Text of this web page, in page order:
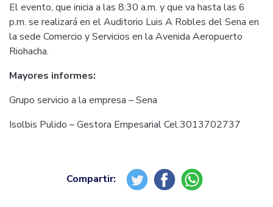
El evento, que inicia a las 8:30 a.m. y que va hasta las 6
p.m. se realizará en el Auditorio Luis A Robles del Sena en
la sede Comercio y Servicios en la Avenida Aeropuerto
Riohacha.
Mayores informes:
Grupo servicio a la empresa – Sena
Isolbis Pulido – Gestora Empesarial Cel.3013702737